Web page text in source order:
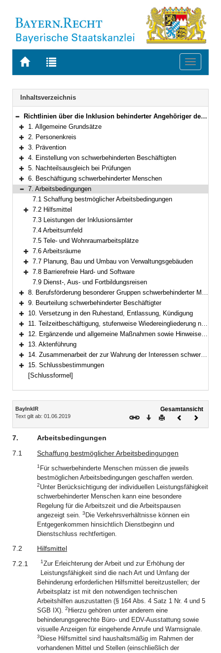
Zur
BAYERN.RECHT
Zur
letzten
Suche
Toggle
Navigation
Inhaltsverzeichnis
Bereich reduzieren
Richtlinien über die Inklusion behinderter Angehöriger des Öffentlichen Dienstes in Bayern
Bereich erweitern
1. Allgemeine Grundsätze
Bereich erweitern
2. Personenkreis
Bereich erweitern
3. Prävention
Bereich erweitern
4. Einstellung von schwerbehinderten Beschäftigten
Bereich erweitern
5. Nachteilsausgleich bei Prüfungen
Bereich erweitern
6. Beschäftigung schwerbehinderter Menschen
Bereich reduzieren
7. Arbeitsbedingungen
7.1 Schaffung bestmöglicher Arbeitsbedingungen
Bereich erweitern
7.2 Hilfsmittel
7.3 Leistungen der Inklusionsämter
7.4 Arbeitsumfeld
7.5 Tele- und Wohnraumarbeitsplätze
Bereich erweitern
7.6 Arbeitsräume
Bereich erweitern
7.7 Planung, Bau und Umbau von Verwaltungsgebäuden
Bereich erweitern
7.8 Barrierefreie Hard- und Software
7.9 Dienst-, Aus- und Fortbildungsreisen
Bereich erweitern
8. Berufsförderung besonderer Gruppen schwerbehinderter Menschen (§ 155 SGB IX)
Bereich erweitern
9. Beurteilung schwerbehinderter Beschäftigter
Bereich erweitern
10. Versetzung in den Ruhestand, Entlassung, Kündigung
Bereich erweitern
11. Teilzeitbeschäftigung, stufenweise Wiedereingliederung nach längerer Krankheit, Altersteilzeit
Bereich erweitern
12. Ergänzende und allgemeine Maßnahmen sowie Hinweise zur Inklusion schwerbehinderter Menschen
Bereich erweitern
13. Aktenführung
Bereich erweitern
14. Zusammenarbeit der zur Wahrung der Interessen schwerbehinderter Menschen besonders berufenen Stellen
Bereich erweitern
15. Schlussbestimmungen
[Schlussformel]
Inhalt
BayInklR
Text gilt ab: 01.06.2019
Gesamtansicht
Download
DruckenVorheriges
7.
Arbeitsbedingungen
7.1
Schaffung bestmöglicher Arbeitsbedingungen
1 Für schwerbehinderte Menschen müssen die jeweils
bestmöglichen Arbeitsbedingungen geschaffen werden.
2Unter Berücksichtigung der individuellen Leistungsfähigkeit
schwerbehinderter Menschen kann eine besondere
Regelung für die Arbeitszeit und die Arbeitspausen
angezeigt sein. 3 Die Verkehrsverhältnisse können ein
Entgegenkommen hinsichtlich Dienstbeginn und
Dienstschluss rechtfertigen.
7.2
Hilfsmittel
7.2.1
1Zur Erleichterung der Arbeit und zur Erhöhung der
Leistungsfähigkeit sind die nach Art und Umfang der
Behinderung erforderlichen Hilfsmittel bereitzustellen; der
Arbeitsplatz ist mit den notwendigen technischen
Arbeitshilfen auszustatten (§ 164 Abs. 4 Satz 1 Nr. 4 und 5
SGB IX). 2 Hierzu gehören unter anderem eine
behinderungsgerechte Büro- und EDV-Ausstattung sowie
visuelle Anzeigen für eingehende Anrufe und Warnsignale.
3 Diese Hilfsmittel sind haushaltsmäßig im Rahmen der
vorhandenen Mittel und Stellen (einschließlich der